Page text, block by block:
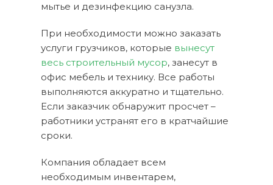
мытье и дезинфекцию санузла.
При необходимости можно заказать
услуги грузчиков, которые вынесут
весь строительный мусор, занесут в
офис мебель и технику. Все работы
выполняются аккуратно и тщательно.
Если заказчик обнаружит просчет –
работники устранят его в кратчайшие
сроки.
Компания обладает всем
необходимым инвентарем,